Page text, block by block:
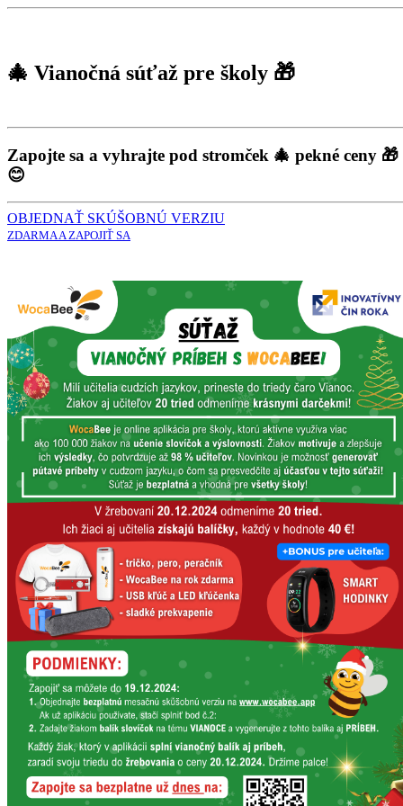
🎄 Vianočná súťaž pre školy 🎁
Zapojte sa a vyhrajte pod stromček 🎄 pekné ceny 🎁
😊
OBJEDNAŤ SKÚŠOBNÚ VERZIU
ZDARMA A ZAPOJIŤ SA